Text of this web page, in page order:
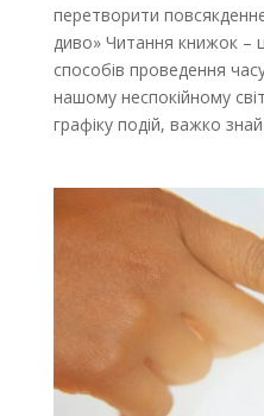
перетворити
диво» Читання книжок –
способів проведення
нашому неспокійному
графіку подій, важко